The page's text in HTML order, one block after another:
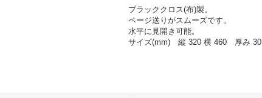
ブラッククロス(布)製。
ページ送りがスムーズです。
水平に見開き可能。
サイズ(mm) 縦 320 横 460 厚み 30